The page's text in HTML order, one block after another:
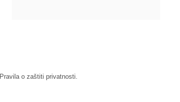
Pravila o zaštiti privatnosti.